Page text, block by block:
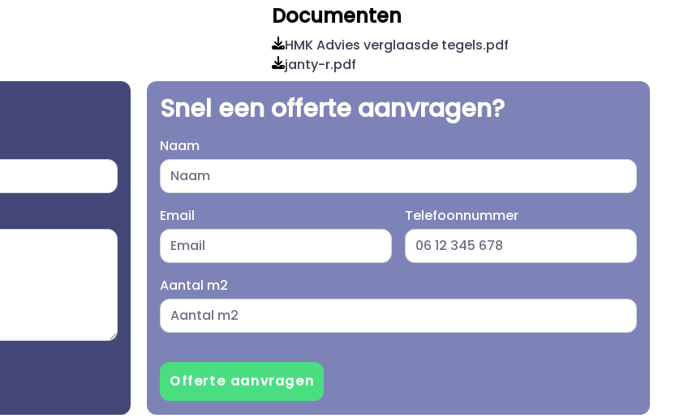
Documenten
HMK Advies verglaasde tegels.pdf
janty-r.pdf
Snel een offerte aanvragen?
Naam
Email Telefoonnummer
Aantal m2